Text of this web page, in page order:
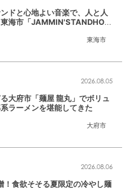
東海市
ドと心地よい音楽で、人と人
海市「JAMMIN'STANDHOU
大府市
2026.08.05
大府市「麺屋 龍丸」でボリュ
ラーメンを堪能してきた
2026.08.06
！食欲そそる夏限定の冷やし麺